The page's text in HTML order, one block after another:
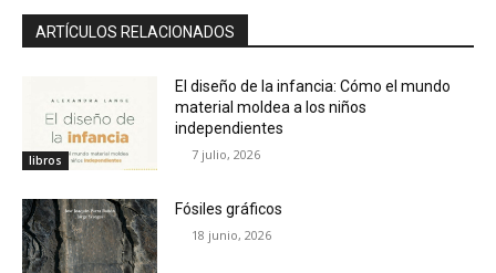
ARTÍCULOS RELACIONADOS
libros
El diseño de la infancia: Cómo el mundo
material moldea a los niños
independientes
7 julio, 2026
Fósiles gráficos
18 junio, 2026